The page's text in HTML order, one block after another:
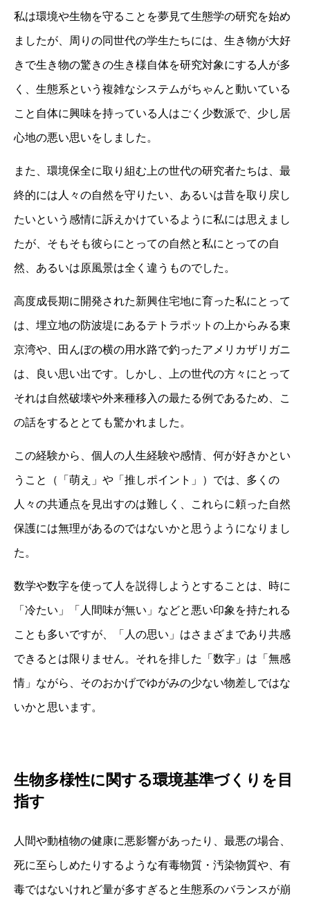
私は環境や生物を守ることを夢見て生態学の研究を始め
ましたが、周りの同世代の学生たちには、生き物が大好
きで生き物の驚きの生き様自体を研究対象にする人が多
く、生態系という複雑なシステムがちゃんと動いている
こと自体に興味を持っている人はごく少数派で、少し居
心地の悪い思いをしました。
また、環境保全に取り組む上の世代の研究者たちは、最
終的には人々の自然を守りたい、あるいは昔を取り戻し
たいという感情に訴えかけているように私には思えまし
たが、そもそも彼らにとっての自然と私にとっての自
然、あるいは原風景は全く違うものでした。
高度成長期に開発された新興住宅地に育った私にとって
は、埋立地の防波堤にあるテトラポットの上からみる東
京湾や、田んぼの横の用水路で釣ったアメリカザリガニ
は、良い思い出です。しかし、上の世代の方々にとって
それは自然破壊や外来種移入の最たる例であるため、こ
の話をするととても驚かれました。
この経験から、個人の人生経験や感情、何が好きかとい
うこと（「萌え」や「推しポイント」）では、多くの
人々の共通点を見出すのは難しく、これらに頼った自然
保護には無理があるのではないかと思うようになりまし
た。
数学や数字を使って人を説得しようとすることは、時に
「冷たい」「人間味が無い」などと悪い印象を持たれる
ことも多いですが、「人の思い」はさまざまであり共感
できるとは限りません。それを排した「数字」は「無感
情」ながら、そのおかげでゆがみの少ない物差しではな
いかと思います。
生物多様性に関する環境基準づくり を目
指す
人間や動植物の健康に悪影響があったり、最悪の場合、
死に至らしめたりするような有毒物質・汚染物質や、有
毒ではないけれど量が多すぎると生態系のバランスが崩